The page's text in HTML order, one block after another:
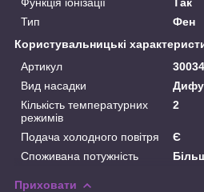
Тип
Фен
Користувальницькі
Артикул
Вид насадки
Кількість температурних
режимів
2
Подача холодного повітря
Є
Споживана потужність
Приховати